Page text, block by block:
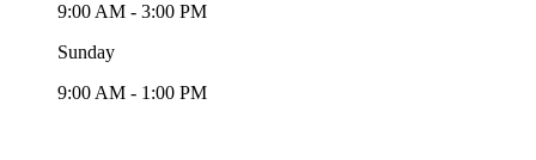
9:00 AM - 3:00 PM
Sunday
9:00 AM - 1:00 PM